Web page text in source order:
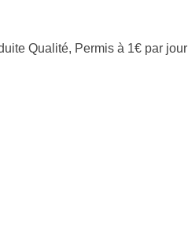
Qualité, Permis à 1€ par jour